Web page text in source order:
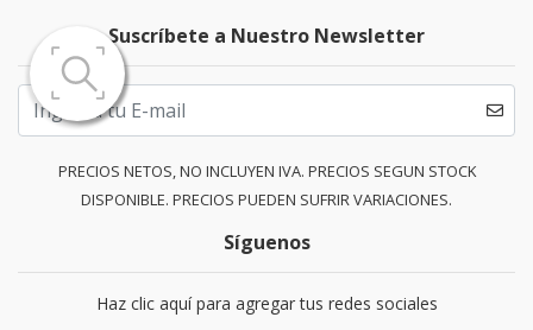
Suscríbete a Nuestro Newsletter
PRECIOS NETOS, NO INCLUYEN IVA. PRECIOS SEGUN STOCK
DISPONIBLE. PRECIOS PUEDEN SUFRIR VARIACIONES.
Síguenos
Haz clic aquí para agregar tus redes sociales